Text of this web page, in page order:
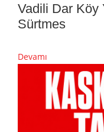
Vadili Dar Köy
Sürtmes
Devamı